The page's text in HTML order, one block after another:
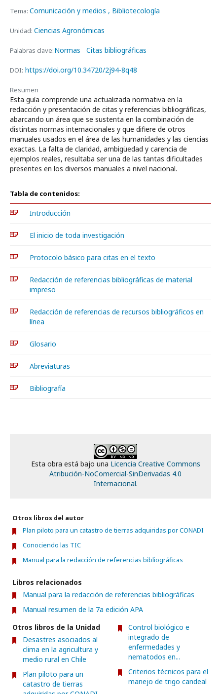
Tema: Comunicación y medios , Bibliotecología
Unidad: Ciencias Agronómicas
Palabras clave:Normas Citas bibliográficas
DOI: https://doi.org/10.34720/2j94-8q48
Resumen
Esta guía comprende una actualizada normativa en la
redacción y presentación de citas y referencias bibliográficas,
abarcando un área que se sustenta en la combinación de
distintas normas internacionales y que difiere de otros
manuales usados en el área de las humanidades y las ciencias
exactas. La falta de claridad, ambigüedad y carencia de
ejemplos reales, resultaba ser una de las tantas dificultades
presentes en los diversos manuales a nivel nacional.
Tabla de contenidos:
Introducción
El inicio de toda investigación
Protocolo básico para citas en el texto
Redacción de referencias bibliográficas de material
impreso
Redacción de referencias de recursos bibliográficos en
línea
Glosario
Abreviaturas
Bibliografía
Esta obra está bajo una Licencia Creative Commons
Atribución-NoComercial-SinDerivadas 4.0
Internacional.
Otros libros del autor
Plan piloto para un catastro de tierras adquiridas por CONADI
Conociendo las TIC
Manual para la redacción de referencias bibliográficas
Libros relacionados
Manual para la redacción de referencias bibliográficas
Manual resumen de la 7a edición APA
Otros libros de la Unidad
Desastres asociados al
clima en la agricultura y
medio rural en Chile
Plan piloto para un
catastro de tierras
Control biológico e
integrado de
enfermedades y
nematodos en...
Criterios técnicos para el
manejo de trigo candeal